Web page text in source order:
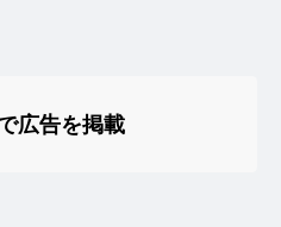
広告を掲載